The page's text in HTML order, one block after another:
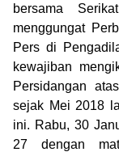
bersama
menggungat
Pers di
kewajiban
Persidangan
sejak Mei 2018
ini. Rabu, 30
27 dengan